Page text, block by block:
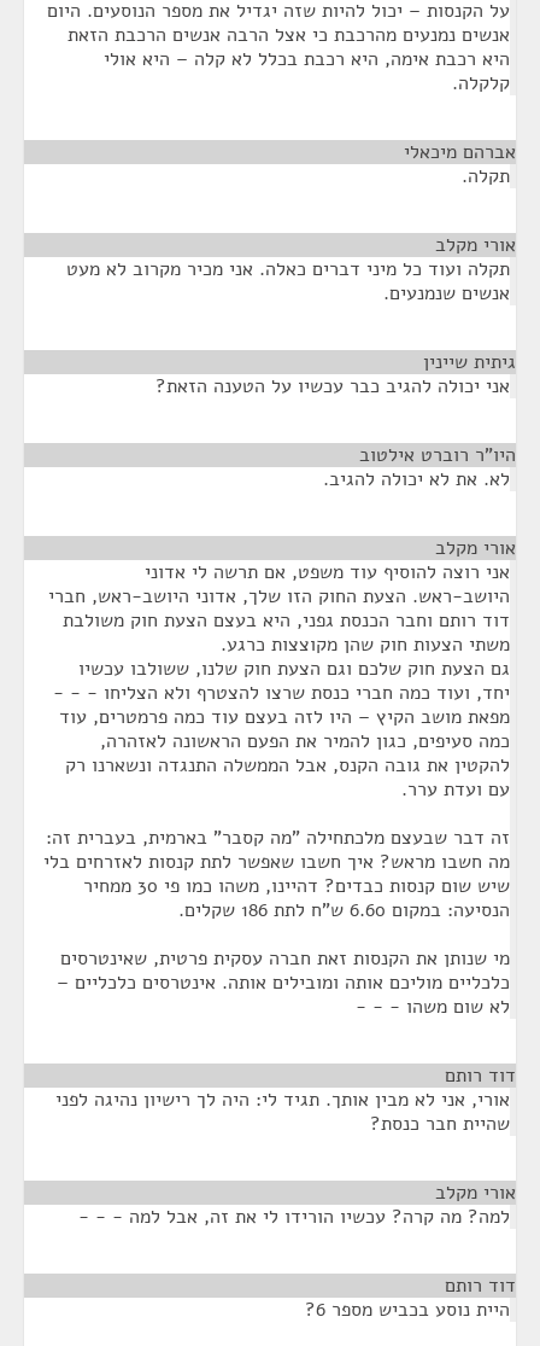
על הקנסות – יכול להיות שזה יגדיל את מספר הנוסעים. היום
אנשים נמנעים מהרכבת כי אצל הרבה אנשים הרכבת הזאת
היא רכבת אימה, היא רכבת בכלל לא קלה – היא אולי
קלקלה.
אברהם מיכאלי
תקלה.
אורי מקלב
תקלה ועוד כל מיני דברים כאלה. אני מכיר מקרוב לא מעט
אנשים שנמנעים.
גיתית שיינין
אני יכולה להגיב כבר עכשיו על הטענה הזאת?
היו"ר רוברט אילטוב
לא. את לא יכולה להגיב.
אורי מקלב
אני רוצה להוסיף עוד משפט, אם תרשה לי אדוני
היושב-ראש. הצעת החוק הזו שלך, אדוני היושב-ראש, חברי
דוד רותם וחבר הכנסת גפני, היא בעצם הצעת חוק משולבת
משתי הצעות חוק שהן מקוצצות כרגע.
גם הצעת חוק שלכם וגם הצעת חוק שלנו, ששולבו עכשיו
יחד, ועוד כמה חברי כנסת שרצו להצטרף ולא הצליחו - - -
מפאת מושב הקיץ – היו לזה בעצם עוד כמה פרמטרים, עוד
כמה סעיפים, כגון להמיר את הפעם הראשונה לאזהרה,
להקטין את גובה הקנס, אבל הממשלה התנגדה ונשארנו רק
עם ועדת ערר.
זה דבר שבעצם מלכתחילה "מה קסבר" בארמית, בעברית זה:
מה חשבו מראש? איך חשבו שאפשר לתת קנסות לאזרחים בלי
שיש שום קנסות כבדים? דהיינו, משהו כמו פי 30 ממחיר
הנסיעה: במקום 6.60 ש"ח לתת 186 שקלים.
מי שנותן את הקנסות זאת חברה עסקית פרטית, שאינטרסים
כלכליים מוליכם אותה ומובילים אותה. אינטרסים כלכליים –
לא שום משהו - - -
דוד רותם
אורי, אני לא מבין אותך. תגיד לי: היה לך רישיון נהיגה לפני
שהיית חבר כנסת?
אורי מקלב
למה? מה קרה? עכשיו הורידו לי את זה, אבל למה - - -
דוד רותם
היית נוסע בכביש מספר 6?